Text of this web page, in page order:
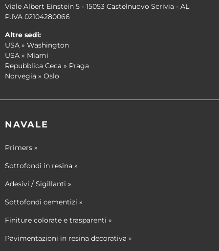
Viale Albert Einstein 5 - 15053 Castelnuovo Scrivia - AL
P.IVA 02104280066
Altre sedi:
USA » Washington
USA » Miami
Repubblica Ceca » Praga
Norvegia » Oslo
NAVALE
Primers »
Sottofondi in resina »
Adesivi / Sigillanti »
Sottofondi cementizi »
Finiture colorate e trasparenti »
Pavimentazioni in resina decorativa »